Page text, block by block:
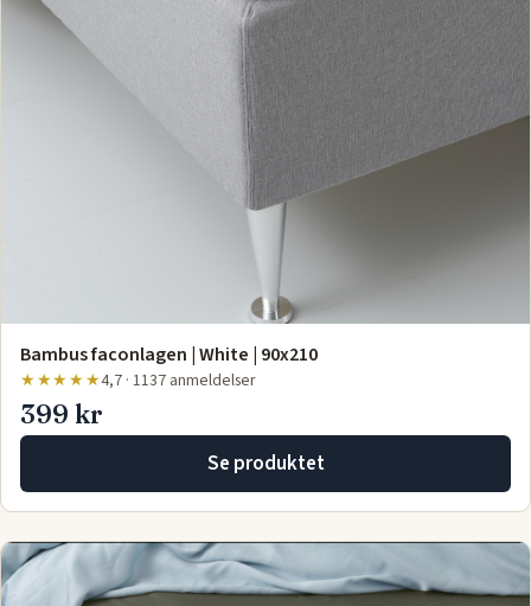
Bambus faconlagen | White | 90x210
★★★★★4,7 · 1137 anmeldelser
399 kr
Se produktet